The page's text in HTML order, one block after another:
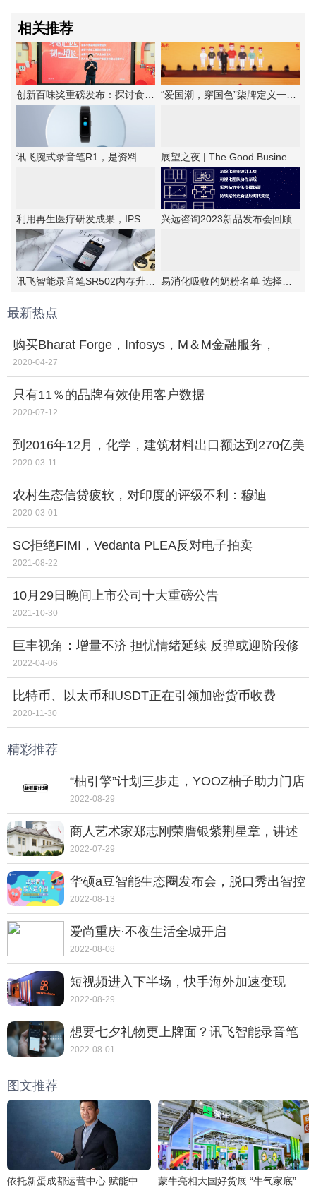
相关推荐
兴远咨询2023新品发布会回顾
最新热点
购买Bharat Forge，Infosys，M＆M金融服务，
Marico，Asian Paints；卖达米亚·巴拉特苏达山苏哈
尼
2020-04-27
只有11％的品牌有效使用客户数据
2020-07-12
到2016年12月，化学，建筑材料出口额达到270亿美
元
2020-03-11
农村生态信贷疲软，对印度的评级不利：穆迪
2020-03-01
SC拒绝FIMI，Vedanta PLEA反对电子拍卖
2021-08-22
10月29日晚间上市公司十大重磅公告
2021-10-30
巨丰视角：增量不济 担忧情绪延续 反弹或迎阶段修
整
2022-04-06
比特币、以太币和USDT正在引领加密货币收费
2020-11-30
精彩推荐
“柚引擎”计划三步走，YOOZ柚子助力门店
走向转型之路
2022-08-29
商人艺术家郑志刚荣膺银紫荆星章，讲述
动人的中国故事
2022-07-29
华硕a豆智能生态圈发布会，脱口秀出智控
新体验
2022-08-13
爱尚重庆·不夜生活全城开启
2022-08-08
短视频进入下半场，快手海外加速变现
2022-08-29
想要七夕礼物更上牌面？讯飞智能录音笔
SR702质感非凡
2022-08-01
图文推荐